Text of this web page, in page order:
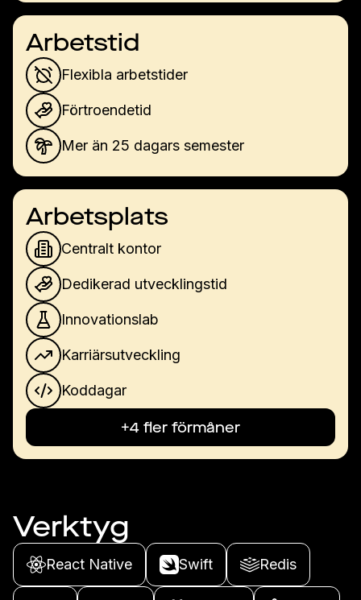
Arbetstid
Flexibla arbetstider
Förtroendetid
Mer än 25 dagars semester
Arbetsplats
Centralt kontor
Dedikerad utvecklingstid
Innovationslab
Karriärsutveckling
Koddagar
+4 fler förmåner
Verktyg
React Native Swift Redis